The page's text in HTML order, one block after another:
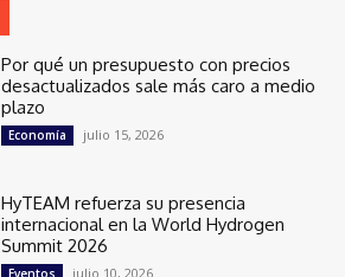
Por qué un presupuesto con precios
desactualizados sale más caro a medio
plazo
Economía julio 15, 2026
HyTEAM refuerza su presencia
internacional en la World Hydrogen
Summit 2026
julio 10, 2026